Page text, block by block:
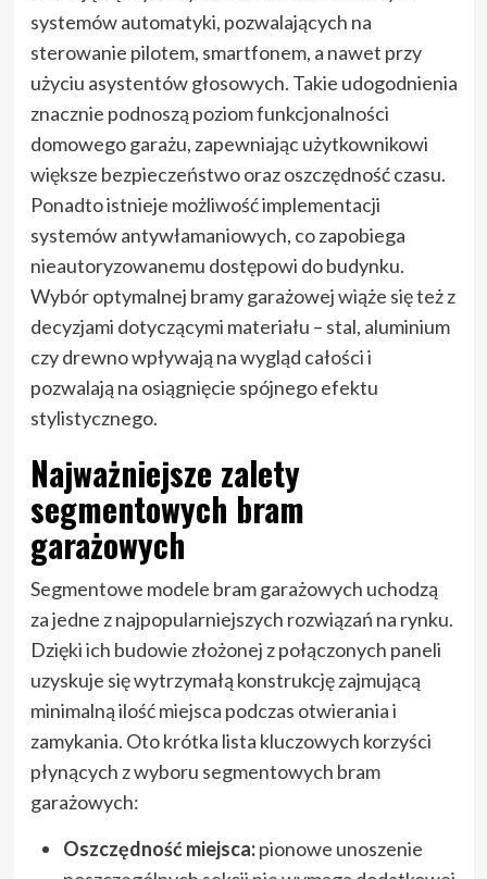
systemów automatyki, pozwalających na
sterowanie pilotem, smartfonem, a nawet przy
użyciu asystentów głosowych. Takie udogodnienia
znacznie podnoszą poziom funkcjonalności
domowego garażu, zapewniając użytkownikowi
większe bezpieczeństwo oraz oszczędność czasu.
Ponadto istnieje możliwość implementacji
systemów antywłamaniowych, co zapobiega
nieautoryzowanemu dostępowi do budynku.
Wybór optymalnej bramy garażowej wiąże się też z
decyzjami dotyczącymi materiału – stal, aluminium
czy drewno wpływają na wygląd całości i
pozwalają na osiągnięcie spójnego efektu
stylistycznego.
Najważniejsze zalety
segmentowych bram
garażowych
Segmentowe modele bram garażowych uchodzą
za jedne z najpopularniejszych rozwiązań na rynku.
Dzięki ich budowie złożonej z połączonych paneli
uzyskuje się wytrzymałą konstrukcję zajmującą
minimalną ilość miejsca podczas otwierania i
zamykania. Oto krótka lista kluczowych korzyści
płynących z wyboru segmentowych bram
garażowych:
Oszczędność miejsca:pionowe unoszenie